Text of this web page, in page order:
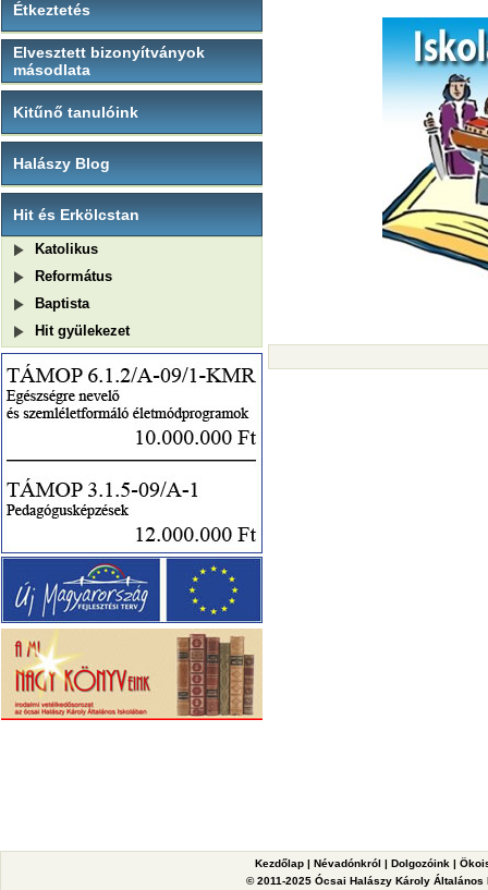
Étkeztetés
Elvesztett bizonyítványok
másodlata
Kitűnő tanulóink
Halászy Blog
Hit és Erkölcstan
Katolikus
Református
Baptista
Hit gyülekezet
Kezdőlap | Névadónkról | Dolgozóink |
© 2011-2025 Ócsai Halászy Károly